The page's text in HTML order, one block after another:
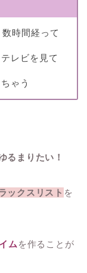
時間経って
レビを見て
ゃう
るまりたい！
ックスリスト を
ム を作ることが